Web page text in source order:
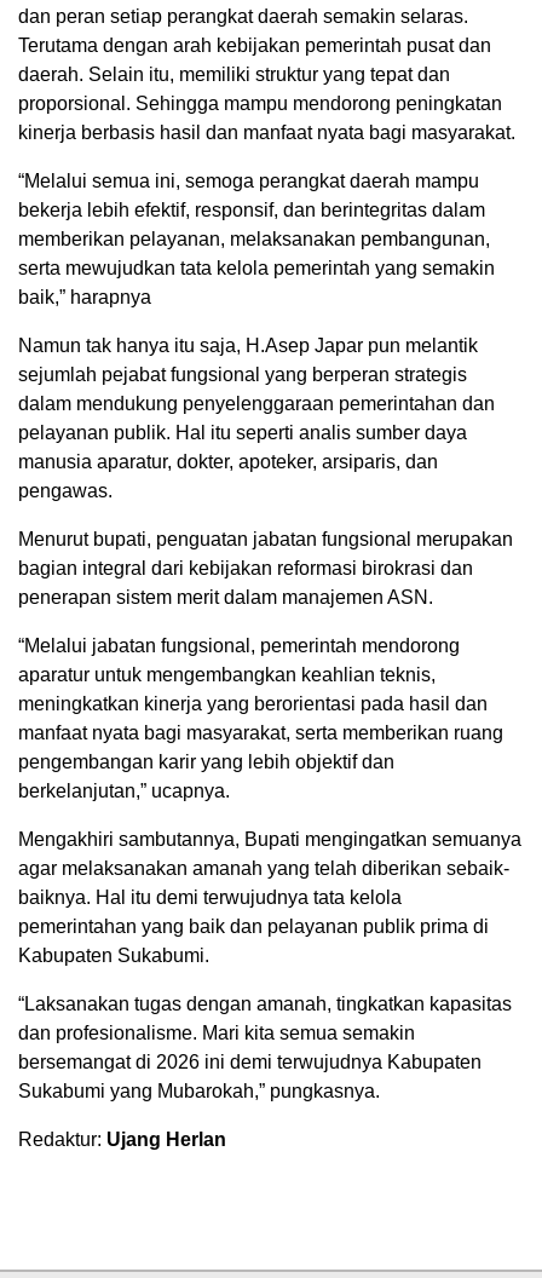
dan peran setiap perangkat daerah semakin selaras.
Terutama dengan arah kebijakan pemerintah pusat dan
daerah. Selain itu, memiliki struktur yang tepat dan
proporsional. Sehingga mampu mendorong peningkatan
kinerja berbasis hasil dan manfaat nyata bagi masyarakat.
“Melalui semua ini, semoga perangkat daerah mampu
bekerja lebih efektif, responsif, dan berintegritas dalam
memberikan pelayanan, melaksanakan pembangunan,
serta mewujudkan tata kelola pemerintah yang semakin
baik,” harapnya
Namun tak hanya itu saja, H.Asep Japar pun melantik
sejumlah pejabat fungsional yang berperan strategis
dalam mendukung penyelenggaraan pemerintahan dan
pelayanan publik. Hal itu seperti analis sumber daya
manusia aparatur, dokter, apoteker, arsiparis, dan
pengawas.
Menurut bupati, penguatan jabatan fungsional merupakan
bagian integral dari kebijakan reformasi birokrasi dan
penerapan sistem merit dalam manajemen ASN.
“Melalui jabatan fungsional, pemerintah mendorong
aparatur untuk mengembangkan keahlian teknis,
meningkatkan kinerja yang berorientasi pada hasil dan
manfaat nyata bagi masyarakat, serta memberikan ruang
pengembangan karir yang lebih objektif dan
berkelanjutan,” ucapnya.
Mengakhiri sambutannya, Bupati mengingatkan semuanya
agar melaksanakan amanah yang telah diberikan sebaik-
baiknya. Hal itu demi terwujudnya tata kelola
pemerintahan yang baik dan pelayanan publik prima di
Kabupaten Sukabumi.
“Laksanakan tugas dengan amanah, tingkatkan kapasitas
dan profesionalisme. Mari kita semua semakin
bersemangat di 2026 ini demi terwujudnya Kabupaten
Sukabumi yang Mubarokah,” pungkasnya.
Redaktur: Ujang Herlan